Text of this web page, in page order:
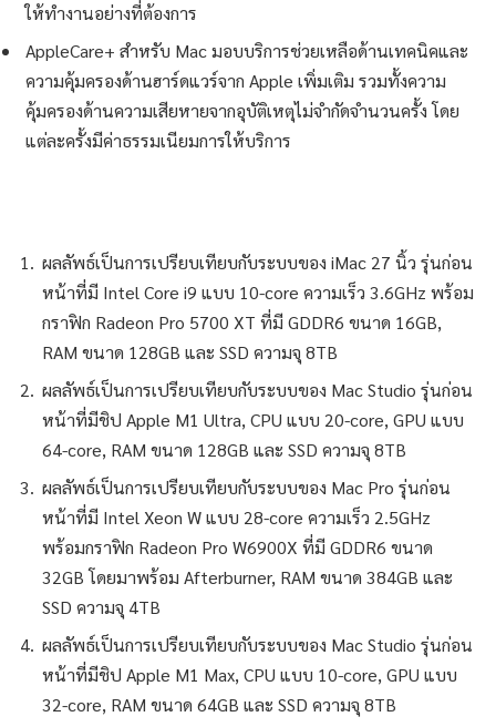
ให้ทำงานอย่างที่ต้องการ
AppleCare+ สำหรับ Mac มอบบริการช่วยเหลือด้านเทคนิคและ
ความคุ้มครองด้านฮาร์ดแวร์จาก Apple เพิ่มเติม รวมทั้งความ
คุ้มครองด้านความเสียหายจากอุบัติเหตุไม่จำกัดจำนวนครั้ง โดย
แต่ละครั้งมีค่าธรรมเนียมการให้บริการ
ผลลัพธ์เป็นการเปรียบเทียบกับระบบของ iMac 27 นิ้ว รุ่นก่อน
หน้าที่มี Intel Core i9 แบบ 10-core ความเร็ว 3.6GHz พร้อม
กราฟิก Radeon Pro 5700 XT ที่มี GDDR6 ขนาด 16GB,
RAM ขนาด 128GB และ SSD ความจุ 8TB
ผลลัพธ์เป็นการเปรียบเทียบกับระบบของ Mac Studio รุ่นก่อน
หน้าที่มีชิป Apple M1 Ultra, CPU แบบ 20-core, GPU แบบ
64-core, RAM ขนาด 128GB และ SSD ความจุ 8TB
ผลลัพธ์เป็นการเปรียบเทียบกับระบบของ Mac Pro รุ่นก่อน
หน้าที่มี Intel Xeon W แบบ 28-core ความเร็ว 2.5GHz
พร้อมกราฟิก Radeon Pro W6900X ที่มี GDDR6 ขนาด
32GB โดยมาพร้อม Afterburner, RAM ขนาด 384GB และ
SSD ความจุ 4TB
ผลลัพธ์เป็นการเปรียบเทียบกับระบบของ Mac Studio รุ่นก่อน
หน้าที่มีชิป Apple M1 Max, CPU แบบ 10-core, GPU แบบ
32-core, RAM ขนาด 64GB และ SSD ความจุ 8TB